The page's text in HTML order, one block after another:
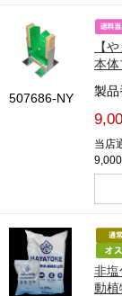
507686-NY
【
本体
製
当店
非塩
動植